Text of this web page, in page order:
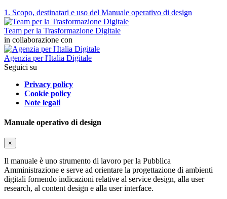
1. Scopo, destinatari e uso del Manuale operativo di design
Team per la Trasformazione Digitale
in collaborazione con
Agenzia per l'Italia Digitale
Seguici su
Privacy policy
Cookie policy
Note legali
Manuale operativo di design
×
Il manuale è uno strumento di lavoro per la Pubblica
Amministrazione e serve ad orientare la progettazione di ambienti
digitali fornendo indicazioni relative al service design, alla user
research, al content design e alla user interface.